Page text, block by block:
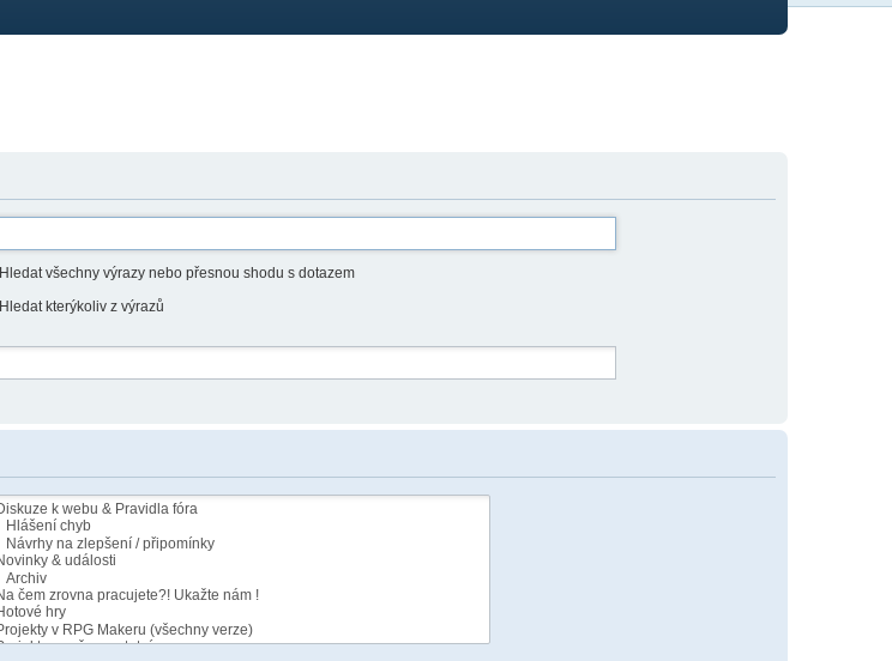
Hledat všechny výrazy nebo přesnou shodu s dotazem
Hledat kterýkoliv z výrazů